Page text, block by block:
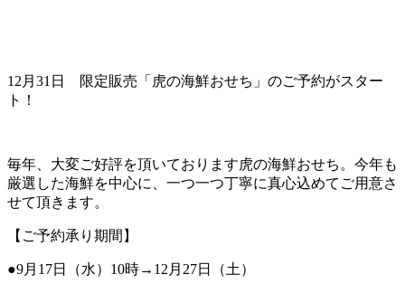
12月31日 限定販売「虎の海鮮おせち」のご予約がスター
ト！
毎年、大変ご好評を頂いております虎の海鮮おせち。今年も
厳選した海鮮を中心に、一つ一つ丁寧に真心込めてご用意さ
せて頂きます。
【ご予約承り期間】
●9月17日（水）10時→12月27日（土）